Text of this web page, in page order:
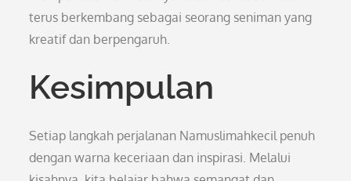
terus berkembang sebagai seorang seniman yang
kreatif dan berpengaruh.
Kesimpulan
Setiap langkah perjalanan Namuslimahkecil penuh
dengan warna keceriaan dan inspirasi. Melalui